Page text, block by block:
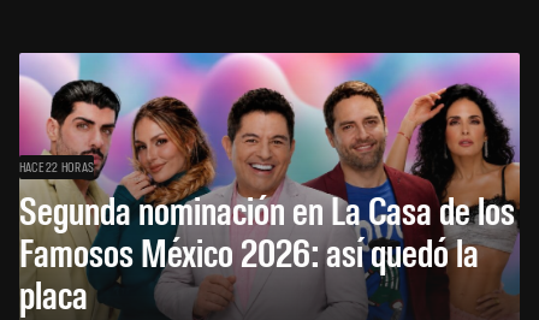
HACE 22 HORAS
Segunda nominación en La Casa de los
Famosos México 2026: así quedó la
placa